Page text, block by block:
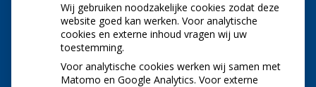
NIEUWS
Let op: valse Infomedics-mails over
openstaande rekening
Tanden bleken? Laat het veilig doen!
Wij gebruiken noodzakelijke cookies zodat deze
website goed kan werken. Voor analytische
cookies en externe inhoud vragen wij uw
toestemming.
Voor analytische cookies werken wij samen met
Matomo en Google Analytics. Voor externe